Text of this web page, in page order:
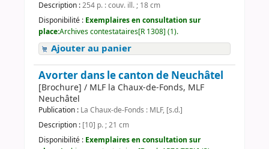
Description :254 p. : couv. ill. ; 18 cm
Disponibilité : Exemplaires en consultation sur
place:Archives contestataires[R 1308] (1).
Ajouter au panier
Avorter dans le canton de Neuchâtel
[Brochure] / MLF la Chaux-de-Fonds, MLF
Neuchâtel
Publication : La Chaux-de-Fonds : MLF, [s.d.]
Description : [10] p. ; 21 cm
Disponibilité : Exemplaires en consultation sur